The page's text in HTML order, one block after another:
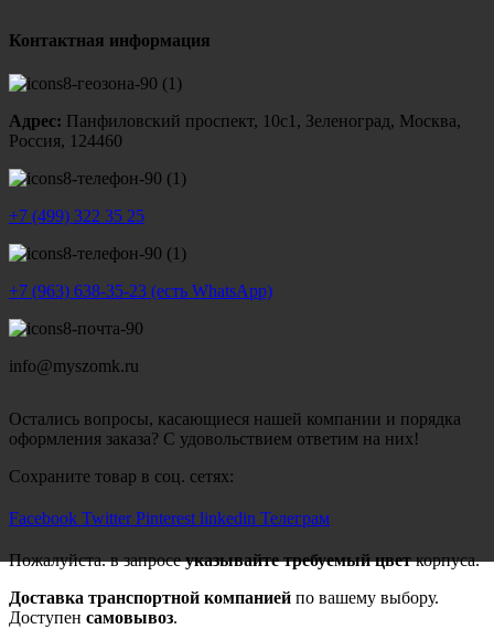
Контактная информация
Адрес: Панфиловский проспект, 10с1, Зеленоград, Москва,
Россия, 124460
+7 (499) 322 35 25
+7 (963) 638-35-23 (есть WhatsApp)
info@myszomk.ru
Остались вопросы, касающиеся нашей компании и порядка
оформления заказа? С удовольствием ответим на них!
Сохраните товар в соц. сетях:
Facebook Twitter Pinterest linkedin Телеграм
Пожалуйста. в запросеуказывайте требуемый цветкорпуса.
Доставка транспортной компанией по вашему выбору.
Доступен самовывоз.